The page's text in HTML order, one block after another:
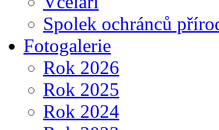
Spolek ochránců
Fotogalerie
Rok 2026
Rok 2025
Rok 2024